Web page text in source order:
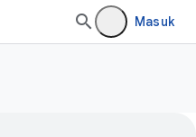
Masuk